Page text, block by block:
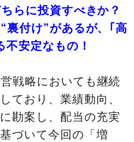
らに投資すべきか？
裏付け”があるが、｢高
安定なもの！
戦略においても継続
ており、業績動向、
勘案し、配当の充実
づいて今回の「増